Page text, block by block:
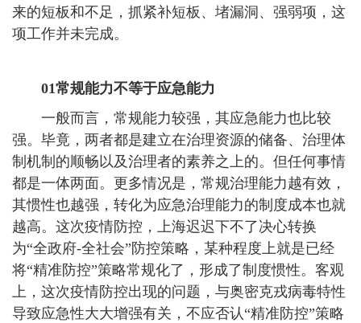
来的短板和不足，抓紧补短板、堵漏洞、强弱项，这
项工作并未完成。
01常规能力不等于应急能力
一般而言，常规能力较强，其应急能力也比较
强。毕竟，两者都是建立在治理资源的储备、治理体
制机制的顺畅以及治理者的素养之上的。但任何事情
都是一体两面。更多情况是，常规治理能力越有效，
其惯性也越强，转化为应急治理能力的制度成本也就
越高。这次疫情防控，上海迟迟下不了决心转换
为“全政府-全社会”防控策略，某种程度上就是已经
将“精准防控”策略常规化了，形成了制度惯性。客观
上，这次疫情防控出现的问题，与奥密克戎病毒特性
导致应急性大大增强有关，不应否认“精准防控”策略